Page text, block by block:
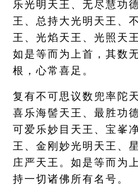
乐光明天王、无尽慧功
王、总持大光明天王、
王、光焰天王、光照天
如是等而为上首，其数
根，心常喜足。
复有不可思议数兜率陀
喜乐海髻天王、最胜功
可爱乐妙目天王、宝峯
王、金刚妙光明天王、
庄严天王。如是等而为
持一切诸佛所有名号。